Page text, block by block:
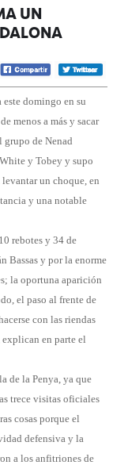
UN
domingo en su
menos a más y sacar
de Nenad
y Tobey y supo
levantar un choque, en
y una notable
rebotes y 34 de
Bassas y por la enorme
la oportuna aparición
el paso al frente de
con las riendas
en parte el
de la Penya, ya que
trece visitas oficiales
cosas porque el
defensiva y la
a los anfitriones de